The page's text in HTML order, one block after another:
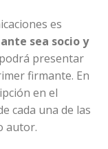
es
sea socio y
presentar
firmante. En
en el
cada una de las
autor.